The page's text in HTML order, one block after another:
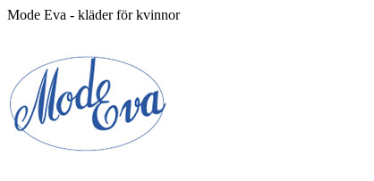
Mode Eva - kläder för kvinnor